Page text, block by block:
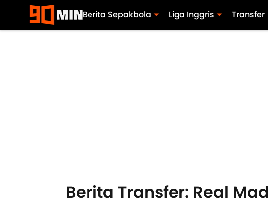
Berita Sepakbola Liga Inggris Transfer
Berita Transfer: Real